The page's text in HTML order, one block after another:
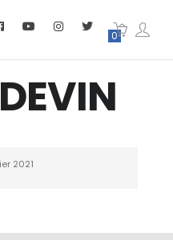
0
2021